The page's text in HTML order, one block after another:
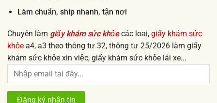
Làm chuẩn, ship nhanh, tận nơi
Chuyên làm giấy khám sức khỏecác loại, giấy khám sức
khỏe a4, a3 theo thông tư 32, thông tư 25/2026 làm giấy
khám sức khỏe xin việc, giấy khám sức khỏe lái xe...